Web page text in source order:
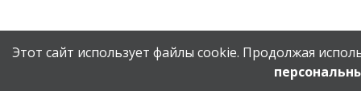
Этот сайт использует файлы cookie. Продолжая